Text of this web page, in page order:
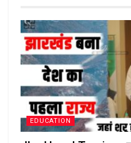
EDUCATION